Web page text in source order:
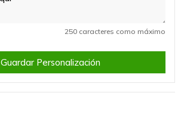
250 caracteres como máximo
Guardar Personalización